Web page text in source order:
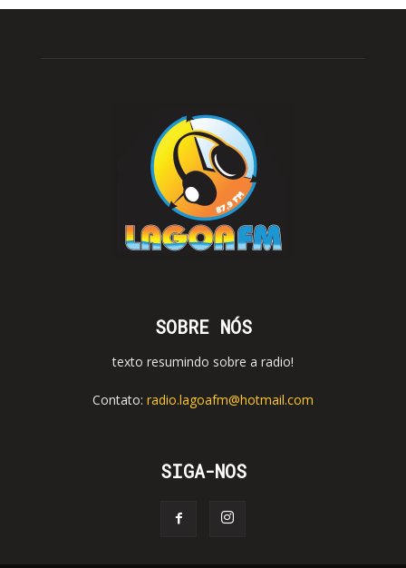
SOBRE NÓS
texto resumindo sobre a radio!
Contato: radio.lagoafm@hotmail.com
SIGA-NOS